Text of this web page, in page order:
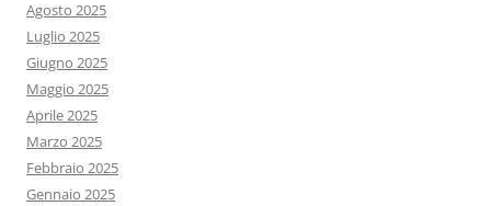
Agosto 2025
Luglio 2025
Giugno 2025
Maggio 2025
Aprile 2025
Marzo 2025
Febbraio 2025
Gennaio 2025